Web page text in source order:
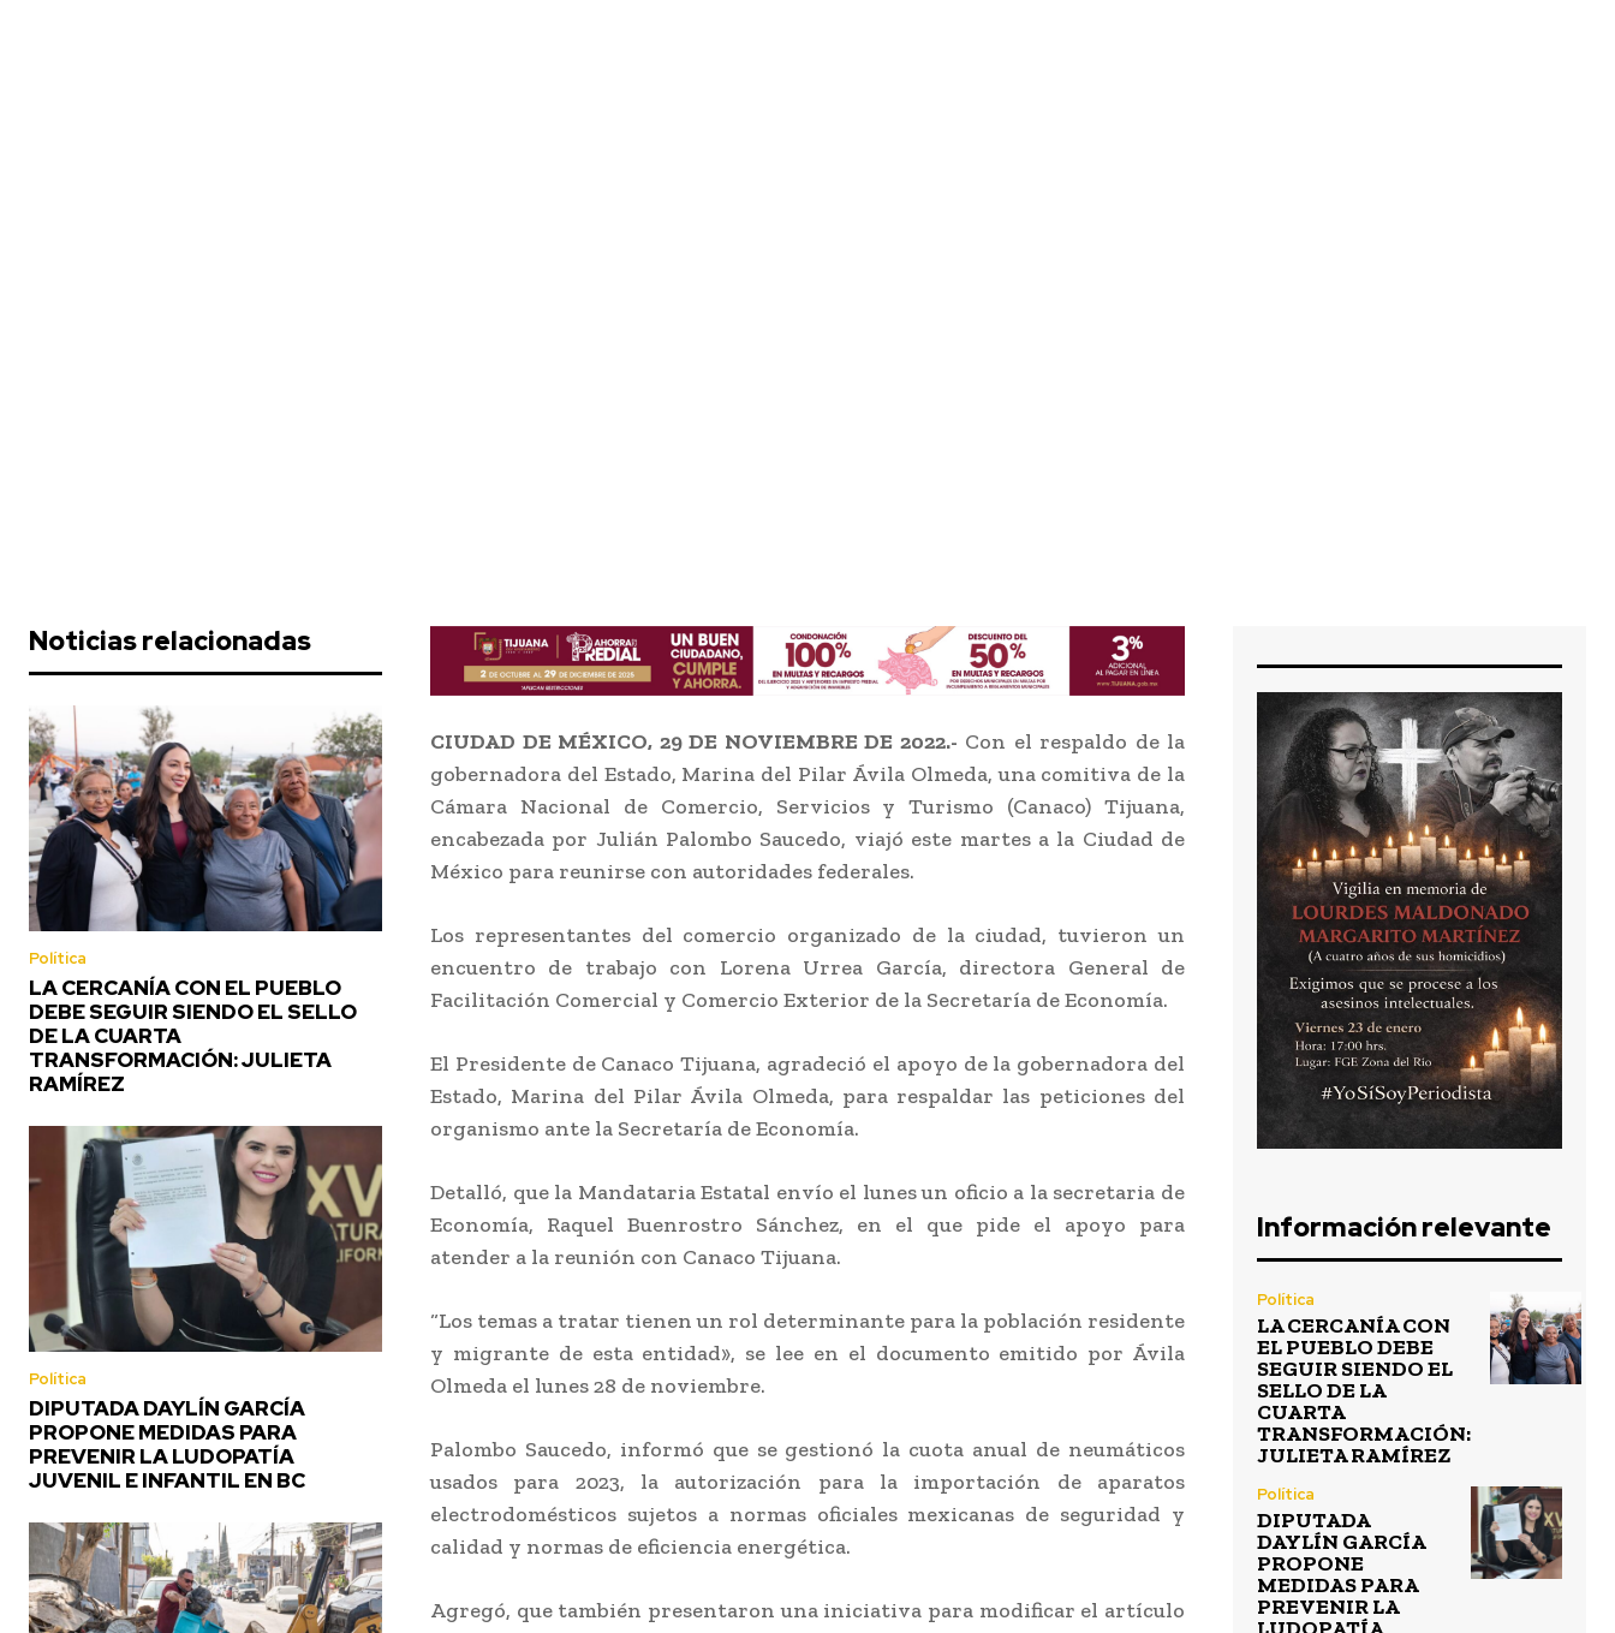
Noticias relacionadas
Política
LA CERCANÍA CON EL PUEBLO
DEBE SEGUIR SIENDO EL SELLO
DE LA CUARTA
TRANSFORMACIÓN: JULIETA
RAMÍREZ
Política
DIPUTADA DAYLÍN GARCÍA
PROPONE MEDIDAS PARA
PREVENIR LA LUDOPATÍA
JUVENIL E INFANTIL EN BC
CIUDAD DE MÉXICO, 29 DE NOVIEMBRE DE 2022.- Con el respaldo de la
gobernadora del Estado, Marina del Pilar Ávila Olmeda, una comitiva de la
Cámara Nacional de Comercio, Servicios y Turismo (Canaco) Tijuana,
encabezada por Julián Palombo Saucedo, viajó este martes a la Ciudad de
México para reunirse con autoridades federales.
Los representantes del comercio organizado de la ciudad, tuvieron un
encuentro de trabajo con Lorena Urrea García, directora General de
Facilitación Comercial y Comercio Exterior de la Secretaría de Economía.
El Presidente de Canaco Tijuana, agradeció el apoyo de la gobernadora del
Estado, Marina del Pilar Ávila Olmeda, para respaldar las peticiones del
organismo ante la Secretaría de Economía.
Detalló, que la Mandataria Estatal envío el lunes un oficio a la secretaria de
Economía, Raquel Buenrostro Sánchez, en el que pide el apoyo para
atender a la reunión con Canaco Tijuana.
“Los temas a tratar tienen un rol determinante para la población residente
y migrante de esta entidad», se lee en el documento emitido por Ávila
Olmeda el lunes 28 de noviembre.
Palombo Saucedo, informó que se gestionó la cuota anual de neumáticos
usados para 2023, la autorización para la importación de aparatos
electrodomésticos sujetos a normas oficiales mexicanas de seguridad y
calidad y normas de eficiencia energética.
Agregó, que también presentaron una iniciativa para modificar el artículo
Información relevante
Política
LA CERCANÍA CON
EL PUEBLO DEBE
SEGUIR SIENDO EL
SELLO DE LA
CUARTA
TRANSFORMACIÓN:
JULIETA RAMÍREZ
Política
DIPUTADA
DAYLÍN GARCÍA
PROPONE
MEDIDAS PARA
PREVENIR LA